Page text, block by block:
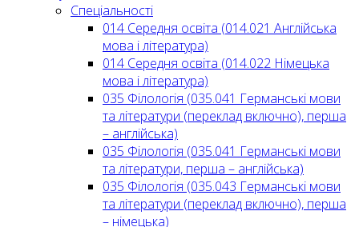
Спеціальності
014 Середня освіта (014.021 Англійська
мова і література)
014 Середня освіта (014.022 Німецька
мова і література)
035 Філологія (035.041 Германські мови
та літератури (переклад включно), перша
– англійська)
035 Філологія (035.041 Германські мови
та літератури, перша – англійська)
035 Філологія (035.043 Германські мови
та літератури (переклад включно), перша
– німецька)